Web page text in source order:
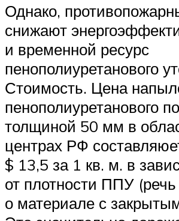
Однако,
снижают
и временной ресурс
пенополиуретанового
Стоимость. Цена
пенополиуретанового
толщиной 50 мм в
центрах РФ
$ 13,5 за 1 кв. м. в
от плотности ППУ
о материале с